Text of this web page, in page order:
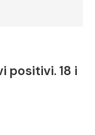
positivi. 18 i